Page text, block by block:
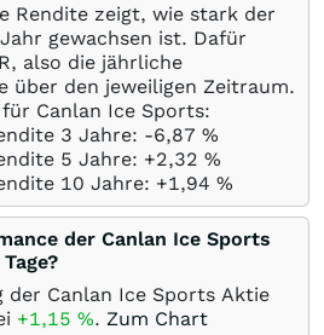
Rendite zeigt, wie stark der
gewachsen ist. Dafür
also die jährliche
über den jeweiligen Zeitraum.
Canlan Ice Sports:
3 Jahre: -6,87 %
5 Jahre: +2,32 %
10 Jahre: +1,94 %
der Canlan Ice Sports
der Canlan Ice Sports Aktie
+1,15 %. Zum Chart